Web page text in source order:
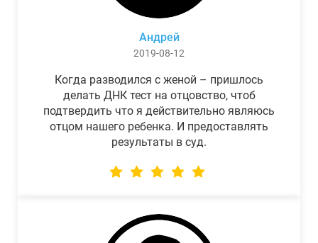
Андрей
2019-08-12
Когда разводился с женой – пришлось
делать ДНК тест на отцовство, чтоб
подтвердить что я действительно являюсь
отцом нашего ребенка. И предоставлять
результаты в суд.